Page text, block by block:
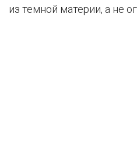
из темной материи, а не